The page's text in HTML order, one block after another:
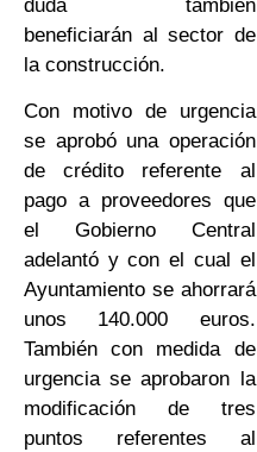
duda también
beneficiarán al sector de
la construcción.
Con motivo de urgencia
se aprobó una operación
de crédito referente al
pago a proveedores que
el Gobierno Central
adelantó y con el cual el
Ayuntamiento se ahorrará
unos 140.000 euros.
También con medida de
urgencia se aprobaron la
modificación de tres
puntos referentes al